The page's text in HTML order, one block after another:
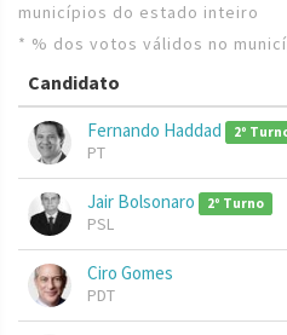
municípios do estado inteiro
* % dos votos válidos no
Candidato
Fernando Haddad 2º
PT
Jair Bolsonaro 2º Turno
PSL
Ciro Gomes
PDT